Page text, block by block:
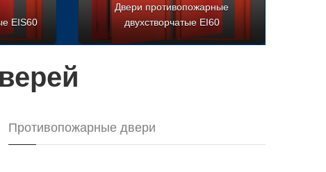
EIS60
Двери противопожарные
двухстворчатые EI60
Противопожарные двери